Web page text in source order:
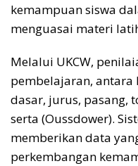
kemampuan siswa
menguasai materi
Melalui UKCW,
pembelajaran, antara
dasar, jurus, pasang,
serta (Oussdower).
memberikan data
perkembangan